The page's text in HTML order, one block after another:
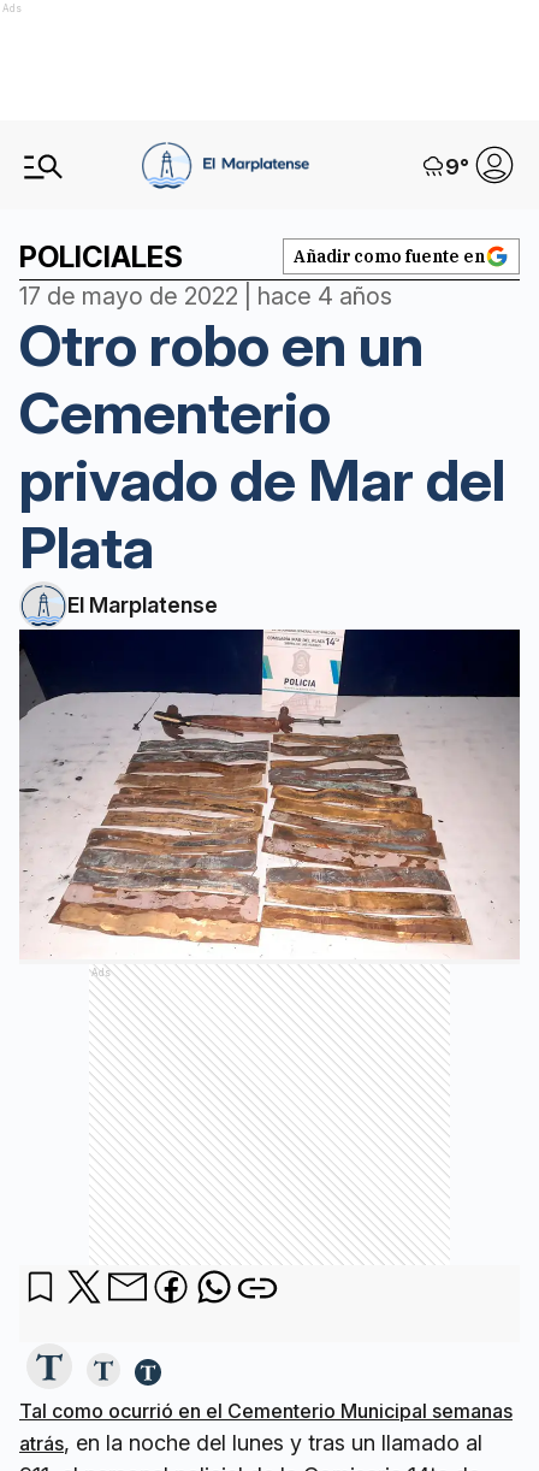
Ads
9°
POLICIALES Añadir como fuente en
17 de mayo de 2022 | hace 4 años
Otro robo en un
Cementerio
privado de Mar del
Plata
El Marplatense
Ads
Tal como ocurrió en el Cementerio Municipal semanas
atrás, en la noche del lunes y tras un llamado al